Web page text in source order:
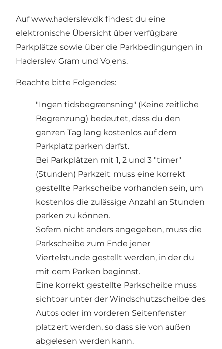
Aufwww.haderslev.dk findest du eine
elektronische Übersicht über verfügbare
Parkplätze sowie über die Parkbedingungen in
Haderslev, Gram und Vojens.
Beachte bitte Folgendes:
"Ingen tidsbegrænsning" (Keine zeitliche
Begrenzung) bedeutet, dass du den
ganzen Tag lang kostenlos auf dem
Parkplatz parken darfst.
Bei Parkplätzen mit 1, 2 und 3 "timer"
(Stunden) Parkzeit, muss eine korrekt
gestellte Parkscheibe vorhanden sein, um
kostenlos die zulässige Anzahl an Stunden
parken zu können.
Sofern nicht anders angegeben, muss die
Parkscheibe zum Ende jener
Viertelstunde gestellt werden, in der du
mit dem Parken beginnst.
Eine korrekt gestellte Parkscheibe muss
sichtbar unter der Windschutzscheibe des
Autos oder im vorderen Seitenfenster
platziert werden, so dass sie von außen
abgelesen werden kann.